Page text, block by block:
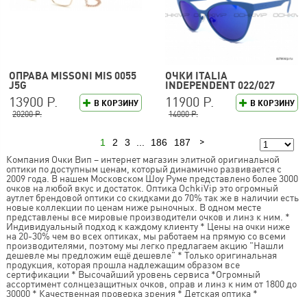
ОПРАВА MISSONI MIS 0055
J5G
В КОРЗИНУ
13900 Р.
20200 Р.
ОЧКИ ITALIA
INDEPENDENT 022/027
В КОРЗИНУ
11900 Р.
14000 Р.
1 2 3 186 187
Компания Очки Вип – интернет магазин элитной оригинальной
оптики по доступным ценам, который динамично развивается с
2009 года. В нашем Московском Шоу Руме представлено более 3000
очков на любой вкус и достаток. Оптика OchkiVip это огромный
аутлет брендовой оптики со скидками до 70% так же в наличии есть
новые коллекции по ценам ниже рыночных. В одном месте
представлены все мировые производители очков и линз к ним. *
Индивидуальный подход к каждому клиенту * Цены на очки ниже
на 20-30% чем во всех оптиках, мы работаем на прямую со всеми
производителями, поэтому мы легко предлагаем акцию "Нашли
дешевле мы предложим ещё дешевле" * Только оригинальная
продукция, которая прошла надлежащим образом все
сертификации * Высочайший уровень сервиса *Огромный
ассортимент солнцезащитных очков, оправ и линз к ним от 1800 до
30000 * Качественная проверка зрения * Детская оптика *